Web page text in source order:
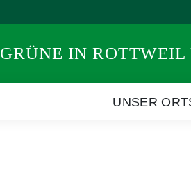
GRÜNE IN
UNSER